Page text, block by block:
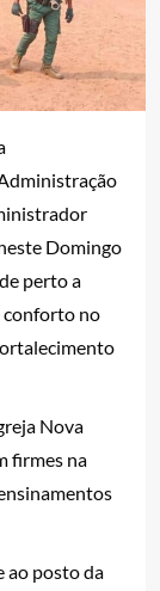
Domingo
perto a
conforto no
Nova
firmes na
ao posto da